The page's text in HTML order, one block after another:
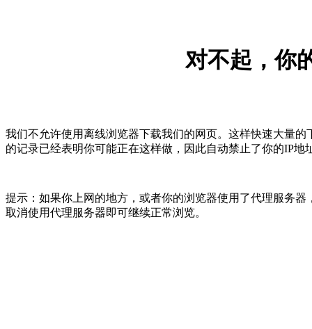
对不起，你
我们不允许使用离线浏览器下载我们的网页。这样快速大量
的记录已经表明你可能正在这样做，因此自动禁止了你的IP
提示：如果你上网的地方，或者你的浏览器使用了代理服务
取消使用代理服务器即可继续正常浏览。